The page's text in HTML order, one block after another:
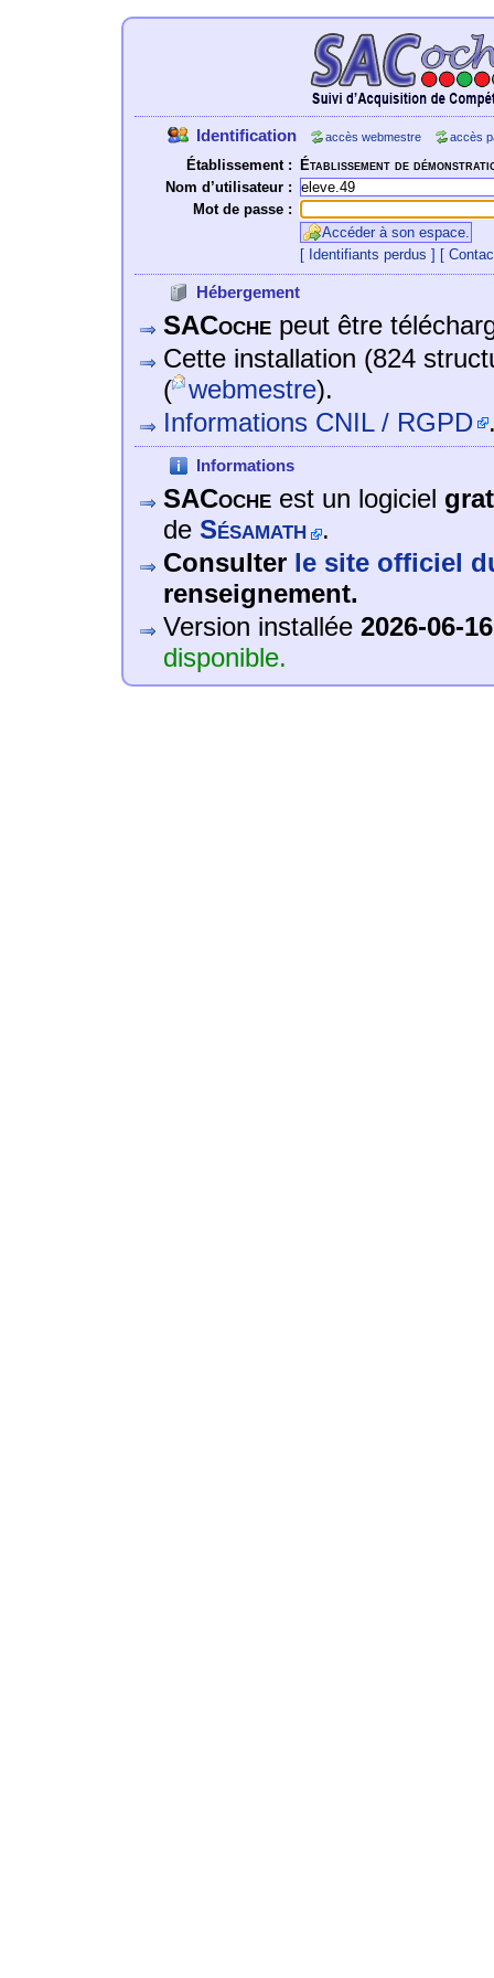
Identification accès webmestre accès
Établissement : Établissement de
Nom d’utilisateur :
Mot de passe :
Accéder à son espace.
[ Identifiants perdus ] [
Hébergement
SACoche peut être
Cette installation (824
( webmestre).
Informations CNIL / RGPD
Informations
SACoche est un logiciel
de Sésamath .
Consulter le site officiel
renseignement.
Version installée 2026-06-16
disponible.